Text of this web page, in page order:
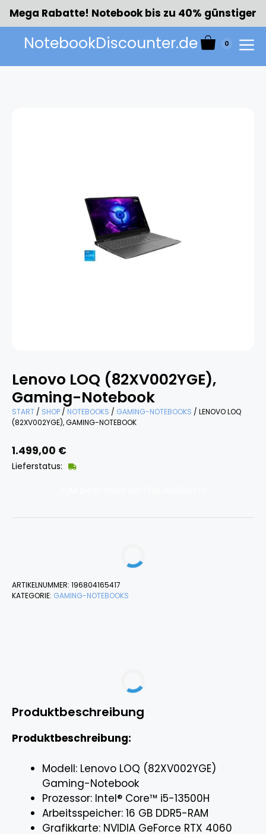
Zum
Inhalt
springen
Mega Rabatte! Notebook bis zu 40% günstiger
NotebookDiscounter.de 0
Menü
Lenovo LOQ (82XV002YGE),
Gaming-Notebook
START / SHOP / NOTEBOOKS / GAMING-NOTEBOOKS / LENOVO LOQ
(82XV002YGE), GAMING-NOTEBOOK
1.499,00 €
Lieferstatus:
ARTIKELNUMMER: 196804165417
KATEGORIE: GAMING-NOTEBOOKS
Produktbeschreibung
Produktbeschreibung:
Modell: Lenovo LOQ (82XV002YGE)
Gaming-Notebook
Prozessor: Intel® Core™ i5-13500H
Arbeitsspeicher: 16 GB DDR5-RAM
Grafikkarte: NVIDIA GeForce RTX 4060